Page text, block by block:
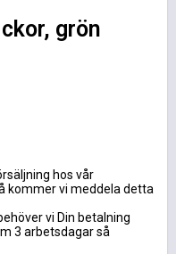
grön
hos vår
kommer vi meddela detta
vi Din betalning
3 arbetsdagar så